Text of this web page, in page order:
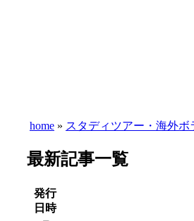
home » スタディツアー・海外
最新記事一覧
発行
日時